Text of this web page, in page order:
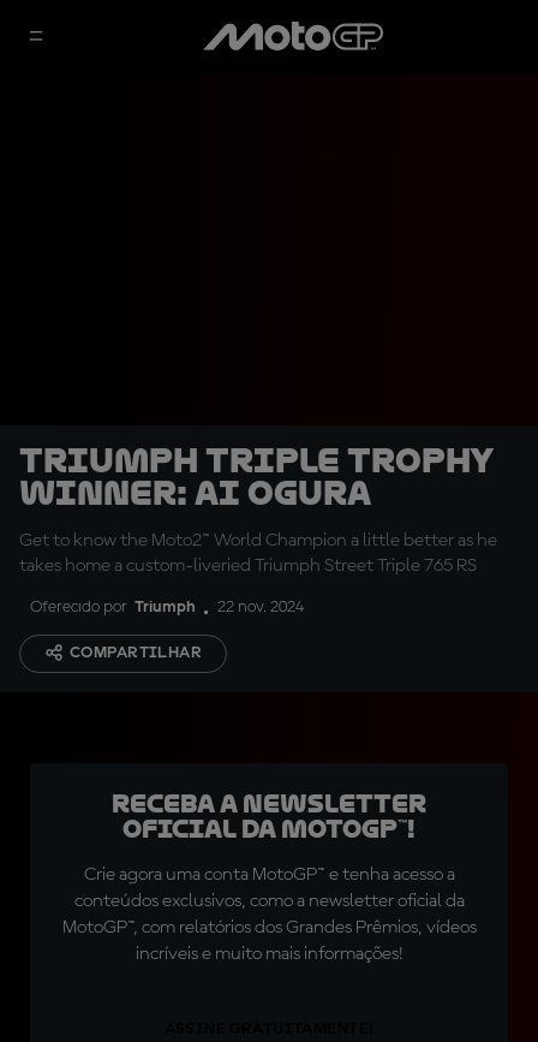
Triumph Triple Trophy
Winner: Ai Ogura
Get to know the Moto2™ World Champion a little better as he
takes home a custom-liveried Triumph Street Triple 765 RS
Oferecido por Triumph 22 nov. 2024
COMPARTILHAR
Receba a newsletter
oficial da MotoGP™!
Crie agora uma conta MotoGP™ e tenha acesso a
conteúdos exclusivos, como a newsletter oficial da
MotoGP™, com relatórios dos Grandes Prêmios, vídeos
incríveis e muito mais informações!